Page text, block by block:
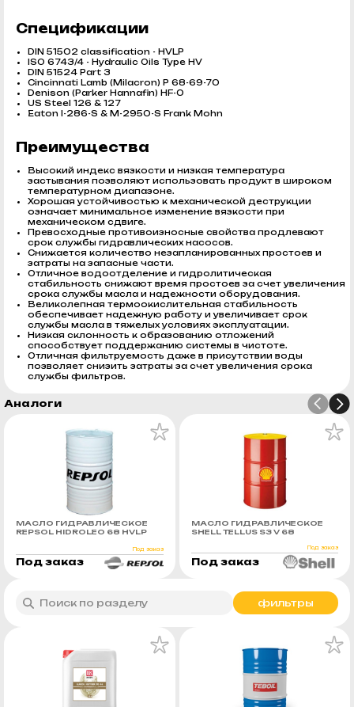
Спецификации
DIN 51502 classification - HVLP
ISO 6743/4 - Hydraulic Oils Type HV
DIN 51524 Part 3
Cincinnati Lamb (Milacron) P 68-69-70
Denison (Parker Hannafin) HF-0
US Steel 126 & 127
Eaton I-286-S & M-2950-S Frank Mohn
Преимущества
Высокий индекс вязкости и низкая температура
застывания позволяют использовать продукт в широком
температурном диапазоне.
Хорошая устойчивостью к механической деструкции
означает минимальное изменение вязкости при
механическом сдвиге.
Превосходные противоизносные свойства продлевают
срок службы гидравлических насосов.
Снижается количество незапланированных простоев и
затраты на запасные части.
Отличное водоотделение и гидролитическая
стабильность снижают время простоев за счет увеличения
срока службы масла и надежности оборудования.
Великолепная термоокислительная стабильность
обеспечивает надежную работу и увеличивает срок
службы масла в тяжелых условиях эксплуатации.
Низкая склонность к образованию отложений
способствует поддержанию системы в чистоте.
Отличная фильтруемость даже в присутствии воды
позволяет снизить затраты за счет увеличения срока
службы фильтров.
Аналоги
МАСЛО ГИДРАВЛИЧЕСКОЕ
REPSOL HIDROLEO 68 HVLP
Под заказ
Под заказ
МАСЛО ГИДРАВЛИЧЕСКОЕ
SHELL TELLUS S3 V 68
Под заказ
Под заказ
фильтры